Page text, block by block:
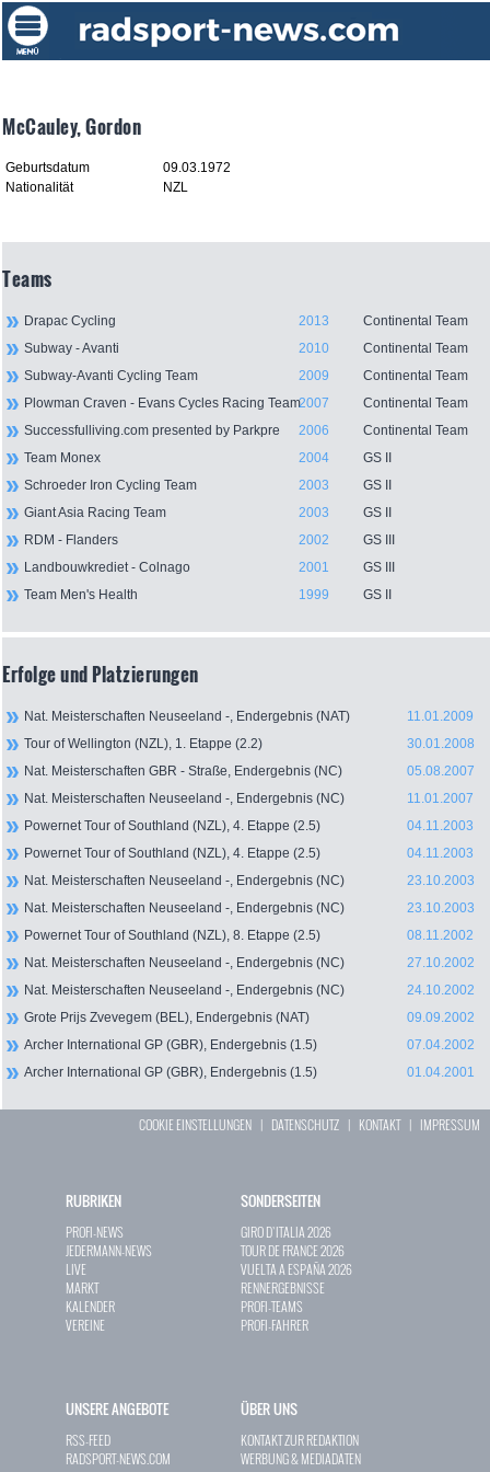
McCauley, Gordon
Geburtsdatum
09.03.1972
Nationalität
NZL
Teams
Drapac Cycling 2013
Continental Team
Subway - Avanti
2010
Continental Team
Subway-Avanti Cycling Team
2009
Continental Team
Plowman Craven - Evans Cycles Racing Team2007
Continental Team
Successfulliving.com presented by Parkpre
2006
Continental Team
Team Monex
2004
GS II
Schroeder Iron Cycling Team
2003
GS II
Giant Asia Racing Team
2003
GS II
RDM - Flanders
2002
GS III
Landbouwkrediet - Colnago
2001
GS III
Team Men's Health
1999 GS II
Erfolge und Platzierungen
Nat. Meisterschaften Neuseeland -, Endergebnis (NAT)
11.01.2009
Tour of Wellington (NZL), 1. Etappe (2.2)
30.01.2008
Nat. Meisterschaften GBR - Straße, Endergebnis (NC)
05.08.2007
Nat. Meisterschaften Neuseeland -, Endergebnis (NC)
11.01.2007
Powernet Tour of Southland (NZL), 4. Etappe (2.5)
04.11.2003
Powernet Tour of Southland (NZL), 4. Etappe (2.5)
04.11.2003
Nat. Meisterschaften Neuseeland -, Endergebnis (NC)
23.10.2003
Nat. Meisterschaften Neuseeland -, Endergebnis (NC)
23.10.2003
Powernet Tour of Southland (NZL), 8. Etappe (2.5)
08.11.2002
Nat. Meisterschaften Neuseeland -, Endergebnis (NC)
27.10.2002
Nat. Meisterschaften Neuseeland -, Endergebnis (NC)
24.10.2002
Grote Prijs Zvevegem (BEL), Endergebnis (NAT)
09.09.2002
Archer International GP (GBR), Endergebnis (1.5)
07.04.2002
Archer International GP (GBR), Endergebnis (1.5)
01.04.2001
COOKIE EINSTELLUNGEN | DATENSCHUTZ | KONTAKT| IMPRESSUM
RUBRIKEN
PROFI-NEWS
JEDERMANN-NEWS
LIVE
MARKT
KALENDER
VEREINE
SONDERSEITEN
GIRO D`ITALIA 2026
TOUR DE FRANCE 2026
VUELTA A ESPAÑA 2026
RENNERGEBNISSE
PROFI-TEAMS
PROFI-FAHRER
UNSERE ANGEBOTE
RSS-FEED
RADSPORT-NEWS.COM
ÜBER UNS
KONTAKT ZUR REDAKTION
WERBUNG & MEDIADATEN